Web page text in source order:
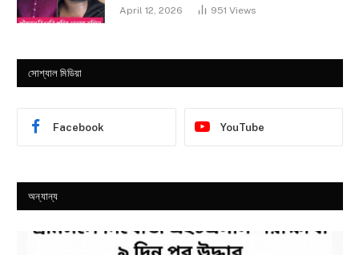
April 12, 2026 951 Views
সোশ্যাল মিডিয়া
Facebook YouTube
অন্যান্য